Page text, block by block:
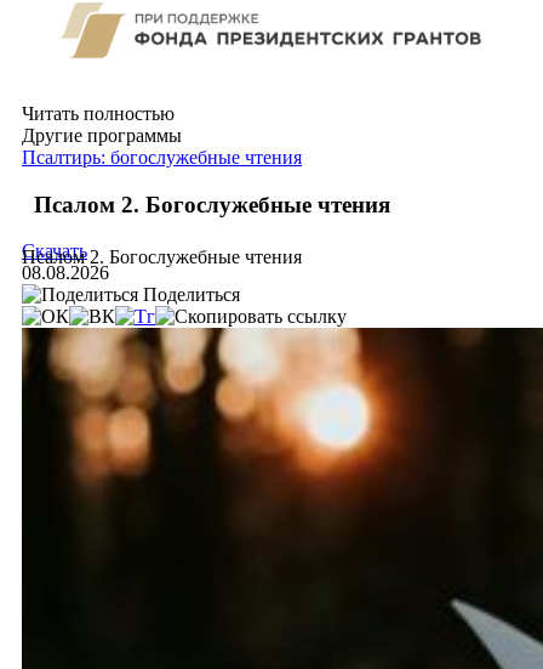
Читать полностью
Другие программы
Псалтирь: богослужебные чтения
Псалом 2. Богослужебные чтения
Псалом 2. Богослужебные чтения
Скачать
08.08.2026
Поделиться